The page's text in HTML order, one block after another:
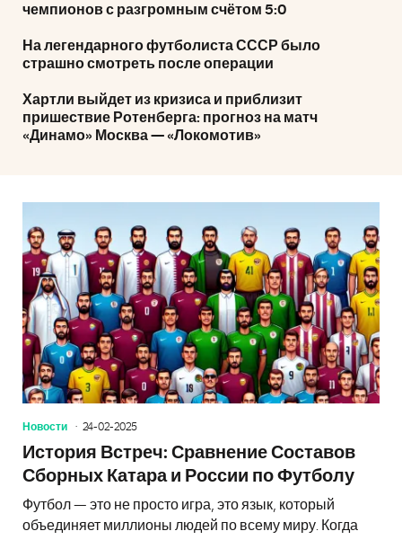
чемпионов с разгромным счётом 5:0
На легендарного футболиста СССР было
страшно смотреть после операции
Хартли выйдет из кризиса и приблизит
пришествие Ротенберга: прогноз на матч
«Динамо» Москва — «Локомотив»
Новости 24-02-2025
История Встреч: Сравнение Составов
Сборных Катара и России по Футболу
Футбол — это не просто игра, это язык, который
объединяет миллионы людей по всему миру. Когда